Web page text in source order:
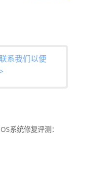
系我们以便
系统修复评测：